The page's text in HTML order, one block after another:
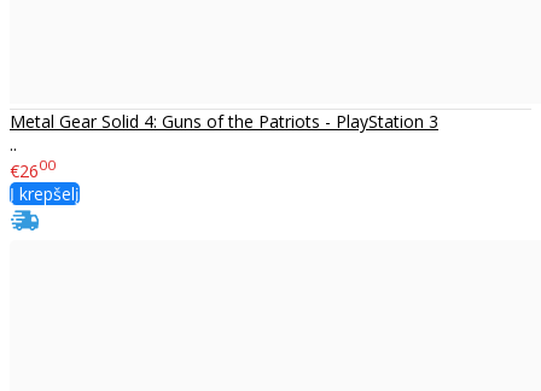
Metal Gear Solid 4: Guns of the Patriots - PlayStation 3
..
€2600
Į krepšelį